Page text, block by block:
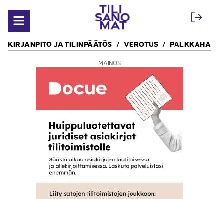
Avaa valikko
KIRJANPITO JA TILINPÄÄTÖS VEROTUS
MAINOS